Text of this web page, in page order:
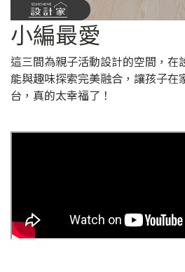
小編最愛
這三間為親子活動設計的空間，在
能與趣味探索完美融合，讓孩子在
台，真的太幸福了！